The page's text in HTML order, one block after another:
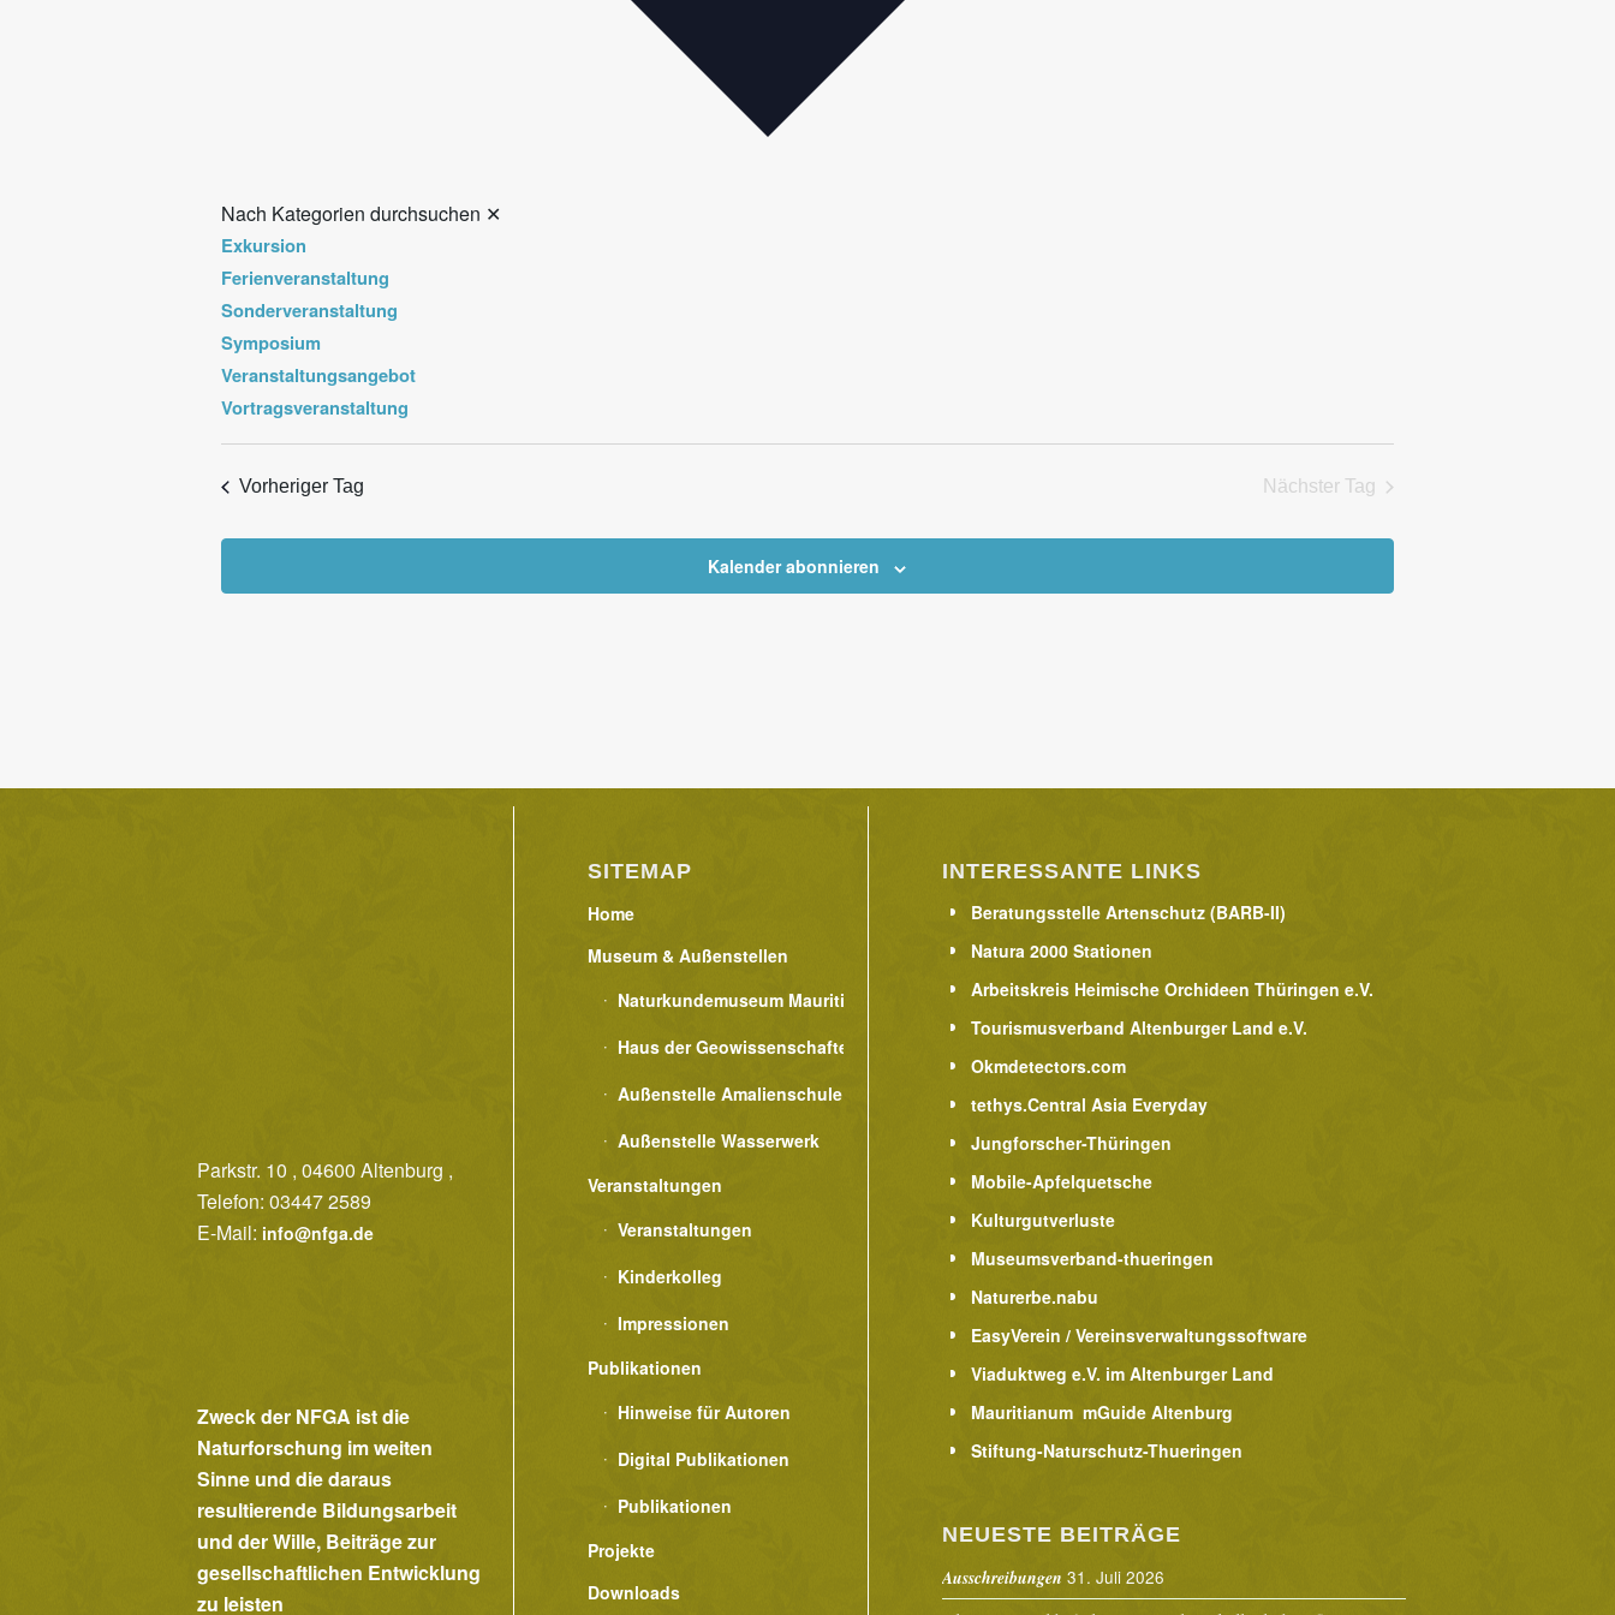
Nach Kategorien durchsuchen ✕
Exkursion
Ferienveranstaltung
Sonderveranstaltung
Symposium
Veranstaltungsangebot
Vortragsveranstaltung
Vorheriger Tag Nächster Tag
Kalender abonnieren
Parkstr. 10 , 04600 Altenburg ,
Telefon: 03447 2589
E-Mail: info@nfga.de
Zweck der NFGA ist die
Naturforschung im weiten
Sinne und die daraus
resultierende Bildungsarbeit
und der Wille, Beiträge zur
gesellschaftlichen Entwicklung
zu leisten
SITEMAP
Home
Museum & Außenstellen
Naturkundemuseum Mauritianum
Haus der Geowissenschaften
Außenstelle Amalienschule
Außenstelle Wasserwerk
Veranstaltungen
Veranstaltungen
Kinderkolleg
Impressionen
Publikationen
Hinweise für Autoren
Digital Publikationen
Publikationen
Projekte
Downloads
INTERESSANTE LINKS
Beratungsstelle Artenschutz (BARB-II)
Natura 2000 Stationen
Arbeitskreis Heimische Orchideen Thüringen e.V.
Tourismusverband Altenburger Land e.V.
Okmdetectors.com
tethys.Central Asia Everyday
Jungforscher-Thüringen
Mobile-Apfelquetsche
Kulturgutverluste
Museumsverband-thueringen
Naturerbe.nabu
EasyVerein / Vereinsverwaltungssoftware
Viaduktweg e.V. im Altenburger Land
Mauritianum mGuide Altenburg
Stiftung-Naturschutz-Thueringen
NEUESTE BEITRÄGE
Ausschreibungen 31. Juli 2026